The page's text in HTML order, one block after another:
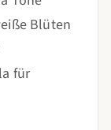
Blüten
für